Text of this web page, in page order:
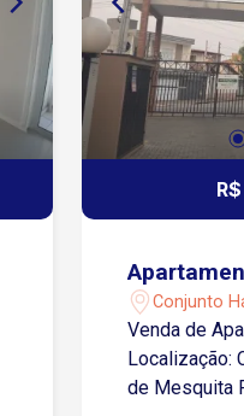
Conjunto
Mesquita
Venda de
Localização:
de Mesquita